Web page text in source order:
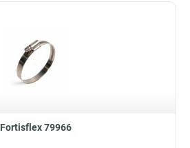
Fortisflex 79966